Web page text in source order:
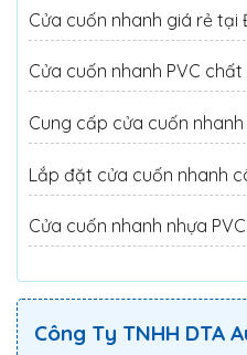
Cửa cuốn nhanh giá rẻ tại
Cửa cuốn nhanh PVC
Cung cấp cửa cuốn
Lắp đặt cửa cuốn nhanh
Cửa cuốn nhanh nhựa
Công Ty TNHH DTA